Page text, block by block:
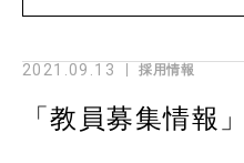
2021.09.13 採用情報
「教員募集情報